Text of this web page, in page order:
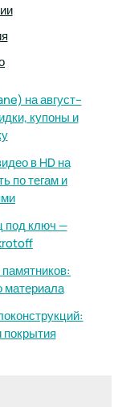
на август–
купоны и
в HD на
по тегам и
под ключ —
материала
покрытия